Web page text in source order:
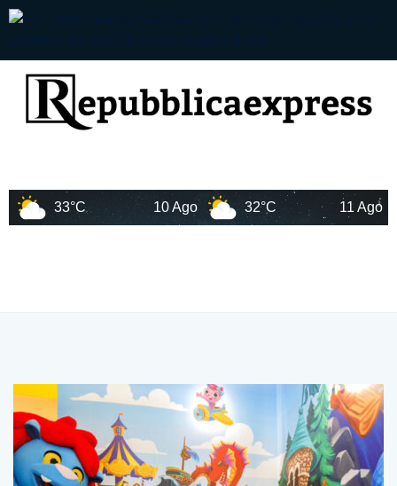
33°C 10 Ago 32°C 11 Ago